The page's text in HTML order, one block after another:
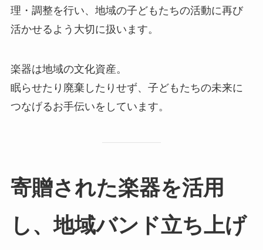
理・調整を行い、地域の子どもたちの活動に再び
活かせるよう大切に扱います。
楽器は地域の文化資産。
眠らせたり廃棄したりせず、子どもたちの未来に
つなげるお手伝いをしています。
寄贈された楽器を活用
し、地域バンド立ち上げ